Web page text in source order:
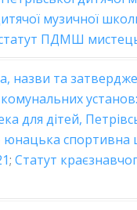
музичної
ПДМШ
назви та
для дітей,
юнацька спортивна
; Статут